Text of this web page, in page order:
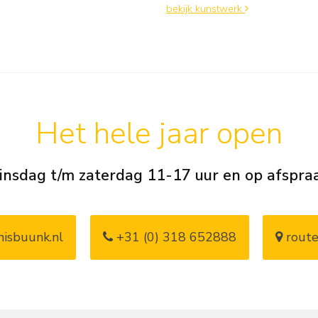
bekijk kunstwerk
Het hele jaar open
t/m zaterdag 11-17 uur en op
+31 (0) 318 652888